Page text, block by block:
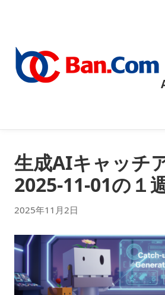
生成AIキャッチ
2025-11-01の１
2025年11月2日